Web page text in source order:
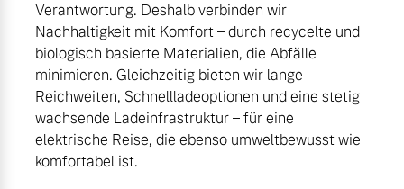
Verantwortung. Deshalb verbinden wir
Nachhaltigkeit mit Komfort – durch recycelte und
biologisch basierte Materialien, die Abfälle
minimieren. Gleichzeitig bieten wir lange
Reichweiten, Schnellladeoptionen und eine stetig
wachsende Ladeinfrastruktur – für eine
elektrische Reise, die ebenso umweltbewusst wie
komfortabel ist.